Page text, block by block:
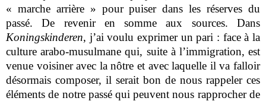
« marche arrière » pour puiser dans les réserves du
passé. De revenir en somme aux sources. Dans
Koningskinderen, j’ai voulu exprimer un pari : face à la
culture arabo-musulmane qui, suite à l’immigration, est
venue voisiner avec la nôtre et avec laquelle il va falloir
désormais composer, il serait bon de nous rappeler ces
éléments de notre passé qui peuvent nous rapprocher de